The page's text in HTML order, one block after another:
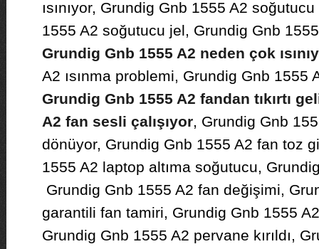
ısınıyor, Grundig Gnb 1555 A2
1555 A2 soğutucu jel, Grundig Gnb
Grundig Gnb 1555 A2 neden çok
A2 ısınma problemi, Grundig Gnb 1555
Grundig Gnb 1555 A2 fandan tıkırtı
A2 fan sesli çalışıyor, Grundig Gnb
dönüyor, Grundig Gnb 1555 A2 fan toz
1555 A2 laptop altıma soğutucu,
Grundig Gnb 1555 A2 fan değişimi,
garantili fan tamiri, Grundig Gnb 1555
Grundig Gnb 1555 A2 pervane kırıldı,